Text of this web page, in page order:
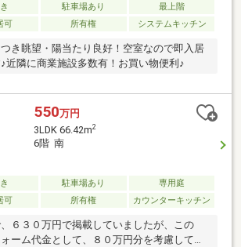
駐車場あり
最上階
可
所有権 システムキッチン
き眺望・陽当たり良好！空室なので即入居
近隣に商業施設多数有！お買い物便利♪
550万円
3LDK 66.42m2
6階 南
駐車場あり
専用庭
可
所有権 カウンターキッチン
６３０万円で掲載していましたが、この
ーム代金として、８０万円分を考慮して、